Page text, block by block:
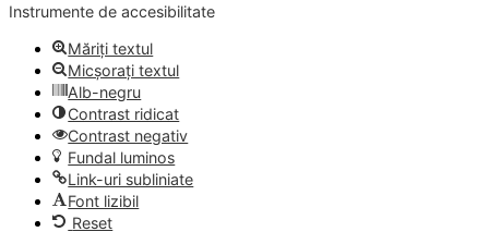
Instrumente de accesibilitate
Măriți textul
Micșorați textul
Alb-negru
Contrast ridicat
Contrast negativ
Fundal luminos
Link-uri subliniate
Font lizibil
Reset